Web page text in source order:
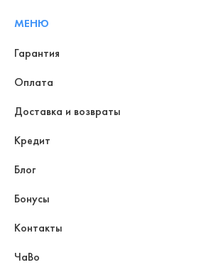
МЕНЮ
Гарантия
Оплата
Доставка и возвраты
Кредит
Блог
Бонусы
Контакты
ЧаВо